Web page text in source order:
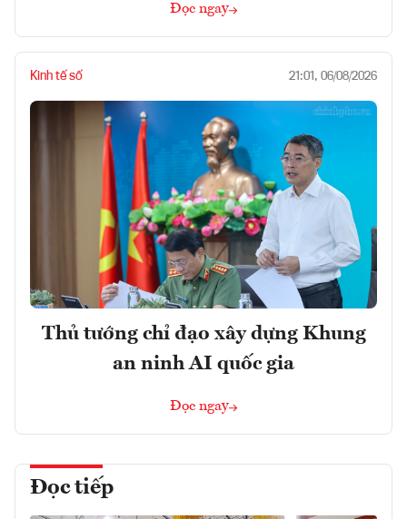
Đọc ngay
Kinh tế số 21:01, 06/08/2026
Thủ tướng chỉ đạo xây dựng Khung
an ninh AI quốc gia
Đọc ngay
Đọc tiếp